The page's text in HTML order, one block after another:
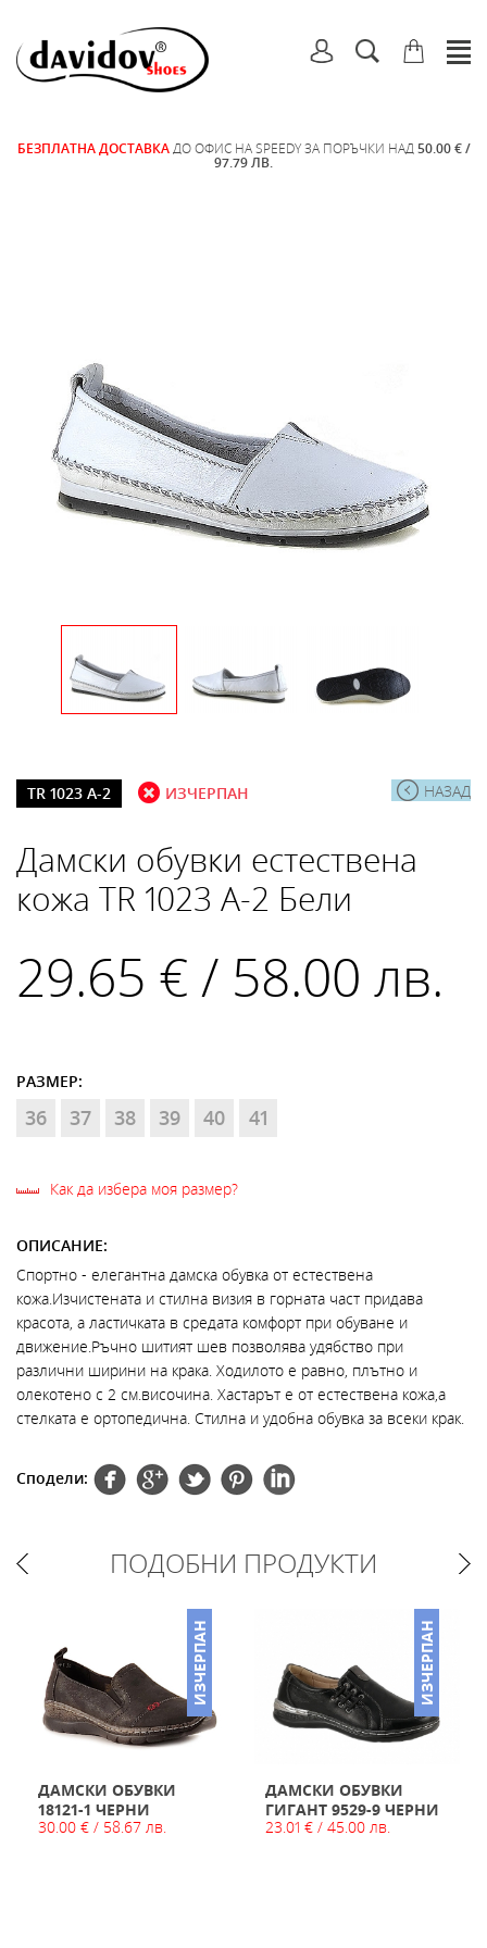
БЕЗПЛАТНА ДОСТАВКА ДО ОФИС НА SPEEDY ЗА ПОРЪЧКИ НАД 50.00 € /
97.79 ЛВ.
НАЗАД
TR 1023 A-2 ИЗЧЕРПАН
Дамски обувки естествена
кожа TR 1023 A-2 Бели
29.65 € / 58.00 лв.
РАЗМЕР:
36 37 38 39 40 41
Как да избера моя размер?
ОПИСАНИЕ:
Спортно - елегантна дамска обувка от естествена
кожа.Изчистената и стилна визия в горната част придава
красота, а ластичката в средата комфорт при обуване и
движение.Ръчно шитият шев позволява удябство при
различни ширини на крака. Ходилото е равно, плътно и
олекотено с 2 см.височина. Хастарът е от естествена кожа,а
стелката е ортопедична. Стилна и удобна обувка за всеки крак.
Сподели:
ПОДОБНИ ПРОДУКТИ
ИЗЧЕРПАН
ДАМСКИ ОБУВКИ
18121-1 ЧЕРНИ
30.00 € / 58.67 лв.
ИЗЧЕРПАН
ДАМСКИ ОБУВКИ
ГИГАНТ 9529-9 ЧЕРНИ
23.01 € / 45.00 лв.